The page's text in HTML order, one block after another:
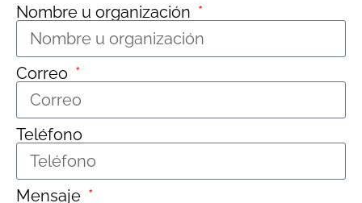
Nombre u organización
Correo
Teléfono
Mensaje